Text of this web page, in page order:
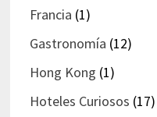
Francia (1)
Gastronomía (12)
Hong Kong (1)
Hoteles Curiosos (17)